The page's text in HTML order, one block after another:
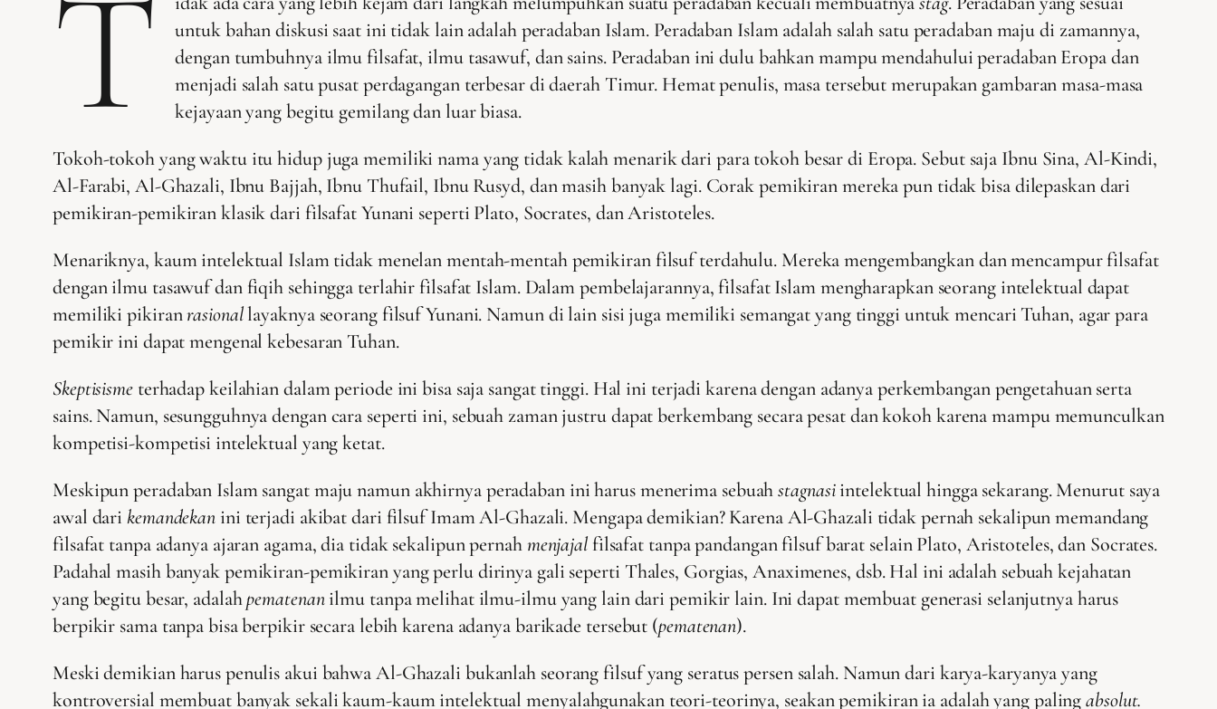
T
untuk bahan diskusi saat ini tidak lain adalah peradaban Islam. Peradaban Islam adalah salah satu peradaban maju di zamannya,
dengan tumbuhnya ilmu filsafat, ilmu tasawuf, dan sains. Peradaban ini dulu bahkan mampu mendahului peradaban Eropa dan
menjadi salah satu pusat perdagangan terbesar di daerah Timur. Hemat penulis, masa tersebut merupakan gambaran masa-masa
kejayaan yang begitu gemilang dan luar biasa.
Tokoh-tokoh yang waktu itu hidup juga memiliki nama yang tidak kalah menarik dari para tokoh besar di Eropa. Sebut saja Ibnu Sina, Al-Kindi,
Al-Farabi, Al-Ghazali, Ibnu Bajjah, Ibnu Thufail, Ibnu Rusyd, dan masih banyak lagi. Corak pemikiran mereka pun tidak bisa dilepaskan dari
pemikiran-pemikiran klasik dari filsafat Yunani seperti Plato, Socrates, dan Aristoteles.
Menariknya, kaum intelektual Islam tidak menelan mentah-mentah pemikiran filsuf terdahulu. Mereka mengembangkan dan mencampur filsafat
dengan ilmu tasawuf dan fiqih sehingga terlahir filsafat Islam. Dalam pembelajarannya, filsafat Islam mengharapkan seorang intelektual dapat
memiliki pikiranrasionallayaknya seorang filsuf Yunani. Namun di lain sisi juga memiliki semangat yang tinggi untuk mencari Tuhan, agar para
pemikir ini dapat mengenal kebesaran Tuhan.
Skeptisisme terhadap keilahian dalam periode ini bisa saja sangat tinggi. Hal ini terjadi karena dengan adanya perkembangan pengetahuan serta
sains. Namun, sesungguhnya dengan cara seperti ini, sebuah zaman justru dapat berkembang secara pesat dan kokoh karena mampu memunculkan
kompetisi-kompetisi intelektual yang ketat.
Meskipun peradaban Islam sangat maju namun akhirnya peradaban ini harus menerima sebuahstagnasiintelektual hingga sekarang. Menurut saya
awal darikemandekanini terjadi akibat dari filsuf Imam Al-Ghazali. Mengapa demikian? Karena Al-Ghazali tidak pernah sekalipun memandang
filsafat tanpa adanya ajaran agama, dia tidak sekalipun pernahmenjajalfilsafat tanpa pandangan filsuf barat selain Plato, Aristoteles, dan Socrates.
Padahal masih banyak pemikiran-pemikiran yang perlu dirinya gali seperti Thales, Gorgias, Anaximenes, dsb. Hal ini adalah sebuah kejahatan
yang begitu besar, adalahpematenanilmu tanpa melihat ilmu-ilmu yang lain dari pemikir lain. Ini dapat membuat generasi selanjutnya harus
berpikir sama tanpa bisa berpikir secara lebih karena adanya barikade tersebut (pematenan).
Meski demikian harus penulis akui bahwa Al-Ghazali bukanlah seorang filsuf yang seratus persen salah. Namun dari karya-karyanya yang
kontroversial membuat banyak sekali kaum-kaum intelektual menyalahgunakan teori-teorinya, seakan pemikiran ia adalah yang palingabsolut.